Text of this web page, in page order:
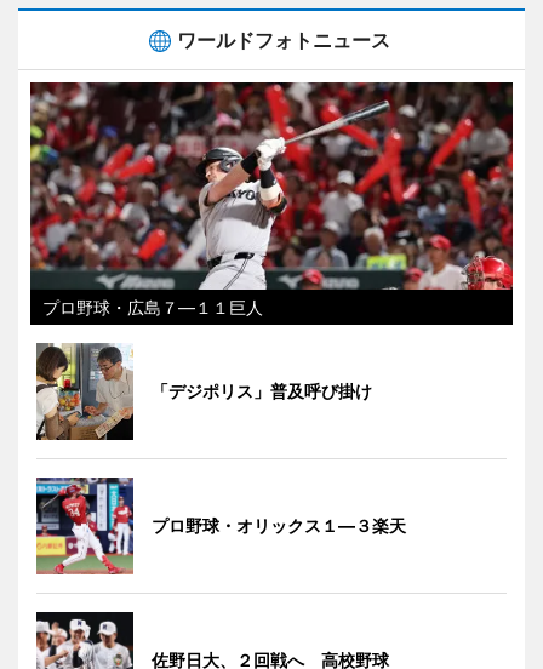
ワールドフォトニュース
プロ野球・広島７―１１巨人
「デジポリス」普及呼び掛け
プロ野球・オリックス１―３楽天
佐野日大、２回戦へ 高校野球